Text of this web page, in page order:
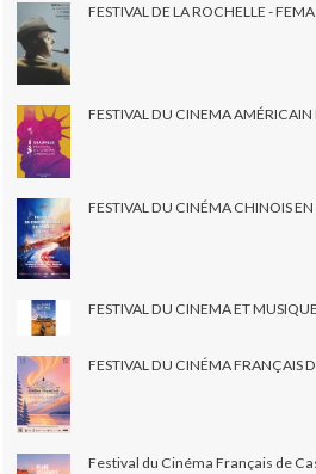
FESTIVAL DE LA ROCHELLE -
FESTIVAL DU CINEMA
FESTIVAL DU CINÉMA CHINOIS
FESTIVAL DU CINEMA ET
FESTIVAL DU CINÉMA FRANÇAIS
Festival du Cinéma Français de